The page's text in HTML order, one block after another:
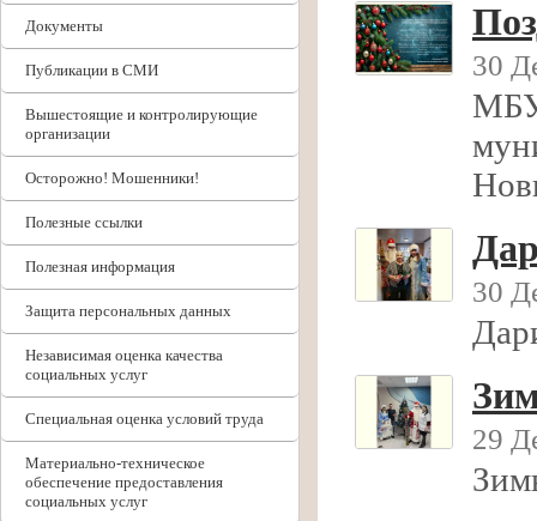
Документы
Публикации в СМИ
Вышестоящие и контролирующие
организации
Осторожно! Мошенники!
Полезные ссылки
Полезная информация
Защита персональных данных
Независимая оценка качества
социальных услуг
Специальная оценка условий труда
Материально-техническое
обеспечение предоставления
социальных услуг
30
30
29